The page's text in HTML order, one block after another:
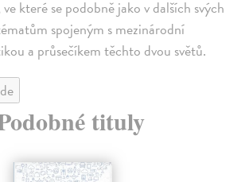
které se podobně jako v dalších svých
spojeným s mezinárodní
a průsečíkem těchto dvou světů.
tituly